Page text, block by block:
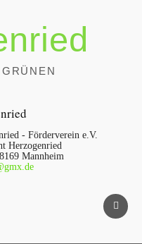
- Förderverein e.V.
Herzogenried
Mannheim